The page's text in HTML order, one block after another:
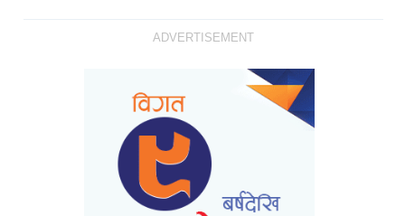
ADVERTISEMENT